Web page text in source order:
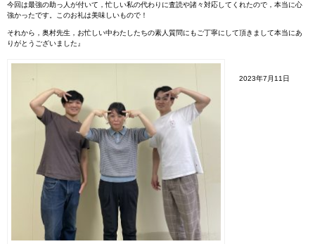
今回は最強の助っ人が付いて，忙しい私の代わりに査読や諸々対応してくれたので，本当に心
強かったです。このお礼は美味しいもので！
それから，奥村先生，お忙しい中わたしたちの素人質問にもご丁寧にして頂きまして本当にあ
りがとうございました』
2023年7月11日